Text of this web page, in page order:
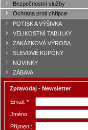
Bezpečnostní služby
Ochrana proti chřipce
POTISK A VÝŠIVKA
VELIKOSTNÍ TABULKY
ZAKÁZKOVÁ VÝROBA
SLEVOVÉ KUPÓNY
NOVINKY
ZÁBAVA
Zpravodaj - Newsletter
Email: *
Jméno:
Příjmení: